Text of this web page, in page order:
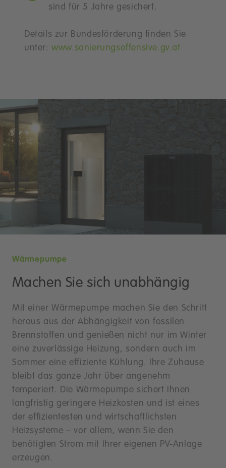
sind für 5 Jahre gesichert.
Details zur Bundesförderung finden Sie
unter:www.sanierungsoffensive.gv.at
Wärmepumpe
Machen Sie sich unabhängig
Mit einer Wärmepumpe machen Sie den Schritt
heraus aus der Abhängigkeit von fossilen
Brennstoffen und genießen nicht nur im Winter
eine zuverlässige Heizung, sondern auch im
Sommer eine effiziente Kühlung. Ihre Zuhause
bleibt das ganze Jahr über angenehm
temperiert. Die Wärmepumpe sichert Ihnen
langfristig geringere Heizkosten und ist eines
der effizientesten und wirtschaftlichsten
Heizsysteme – vor allem, wenn Sie den
benötigten Strom mit Ihrer eigenen PV-Anlage
erzeugen.